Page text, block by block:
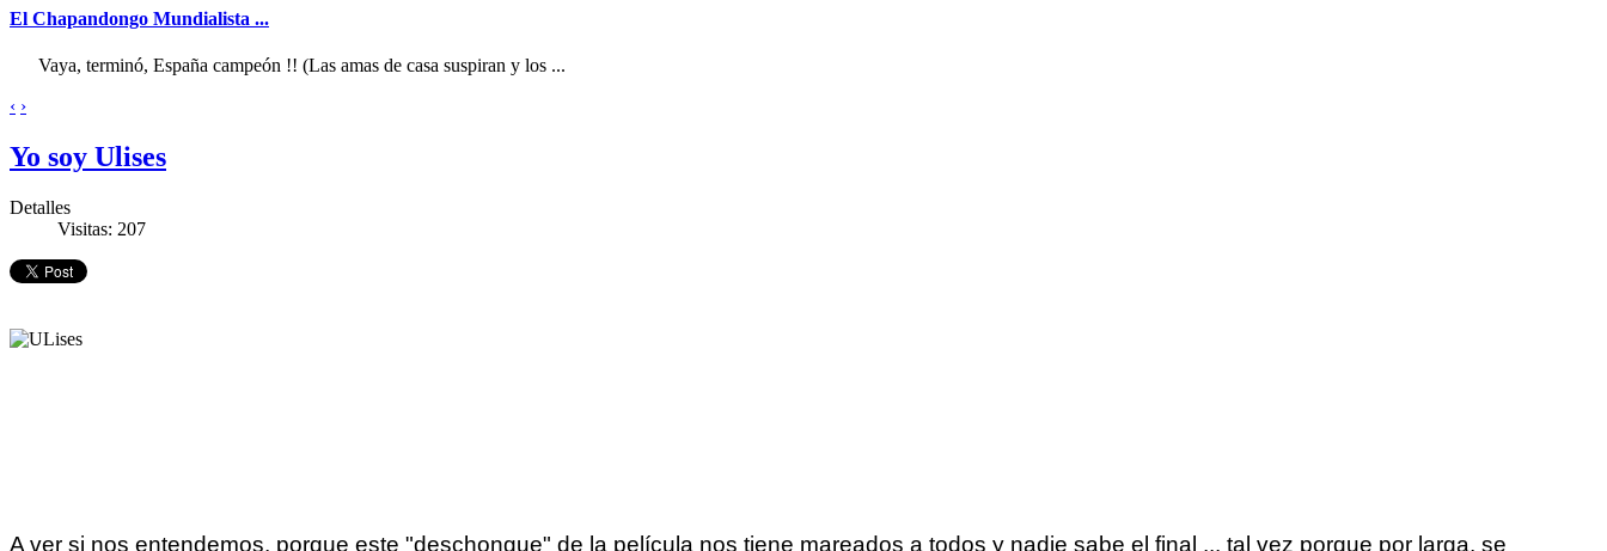
El Chapandongo Mundialista ...
Vaya, terminó, España campeón !! (Las amas de casa suspiran y los ...
‹ ›
Yo soy Ulises
Detalles
Visitas: 207
A ver si nos entendemos, porque este "deschongue" de la película nos tiene mareados a todos y nadie sabe el final ... tal vez porque por larga, se